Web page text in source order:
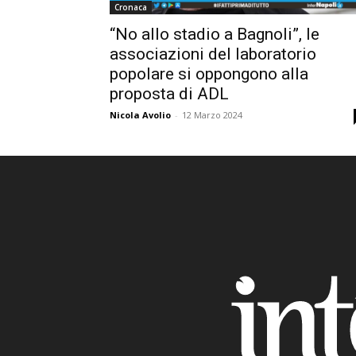
Cronaca
“No allo stadio a Bagnoli”, le
associazioni del laboratorio
popolare si oppongono alla
proposta di ADL
Nicola Avolio - 12 Marzo 2024